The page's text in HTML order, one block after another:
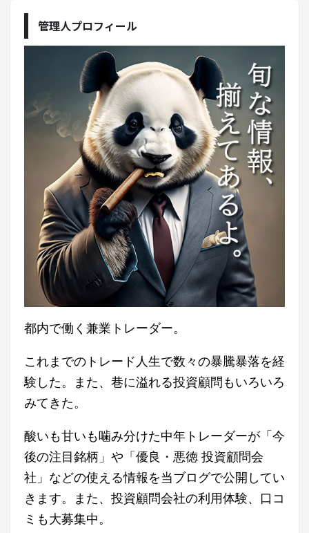
管理人プロフィール
都内で働く兼業トレーダー。
これまでのトレード人生で数々の暴騰暴落を経
験した。また、巷に溢れる投資顧問もいろいろ
みてきた。
酸いも甘いも噛み分けた中年トレーダーが「今
後の注目銘柄」や「優良・悪徳 投資顧問会
社」などの使える情報を当ブログで公開してい
きます。また、投資顧問会社の利用体験、口コ
ミも大募集中。